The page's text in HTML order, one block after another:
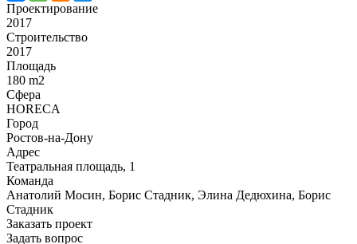
Проектирование
2017
Строительство
2017
Площадь
180 m2
Сфера
HORECA
Город
Ростов-на-Дону
Адрес
Театральная площадь, 1
Команда
Анатолий Мосин, Борис Стадник, Элина Дедюхина, Борис
Стадник
Заказать проект
Задать вопрос